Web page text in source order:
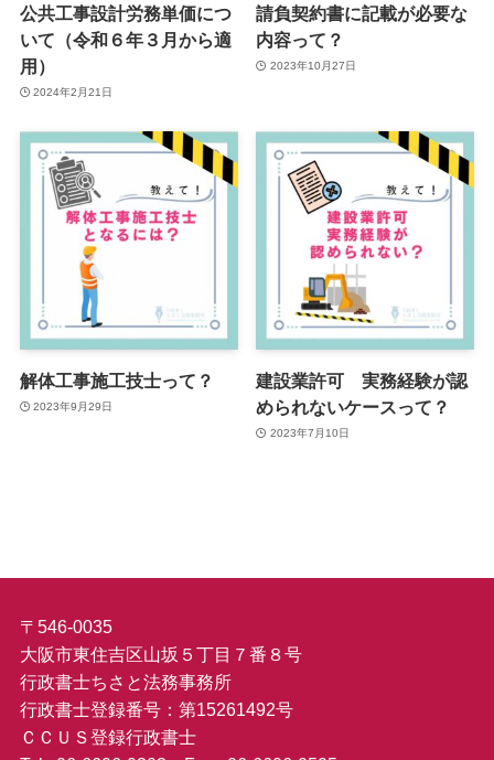
公共工事設計労務単価につ
いて（令和６年３月から適
用）
2024年2月21日
請負契約書に記載が必要な
内容って？
2023年10月27日
解体工事施工技士って？
2023年9月29日
建設業許可 実務経験が認
められないケースって？
2023年7月10日
〒546-0035
大阪市東住吉区山坂５丁目７番８号
行政書士ちさと法務事務所
行政書士登録番号：第15261492号
ＣＣＵＳ登録行政書士